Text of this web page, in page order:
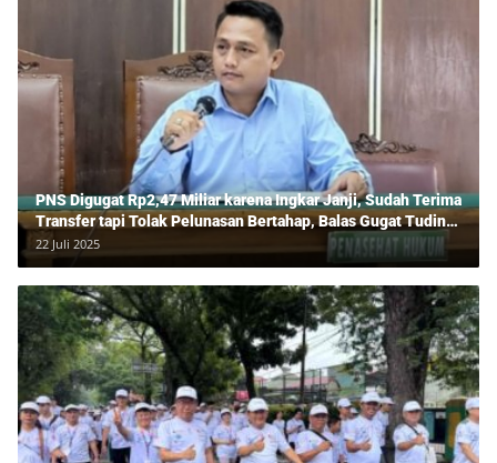
PNS Digugat Rp2,47 Miliar karena Ingkar Janji, Sudah Terima
Transfer tapi Tolak Pelunasan Bertahap, Balas Gugat Tuding
Lawan Tipu Rp850 Juta
22 Juli 2025